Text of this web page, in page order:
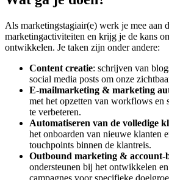
Als marketingstagiair(e) werk je mee aan
marketingactiviteiten en krijg je de kans
ontwikkelen. Je taken zijn onder andere:
Content creatie: schrijven van
social media posts om onze
E-mailmarketing & marketing
met het opzetten van workflows en
te verbeteren.
Automatiseren van de volledige
het onboarden van nieuwe klanten
touchpoints binnen de klantreis.
Outbound marketing & account-
ondersteunen bij het ontwikkelen
campagnes voor specifieke